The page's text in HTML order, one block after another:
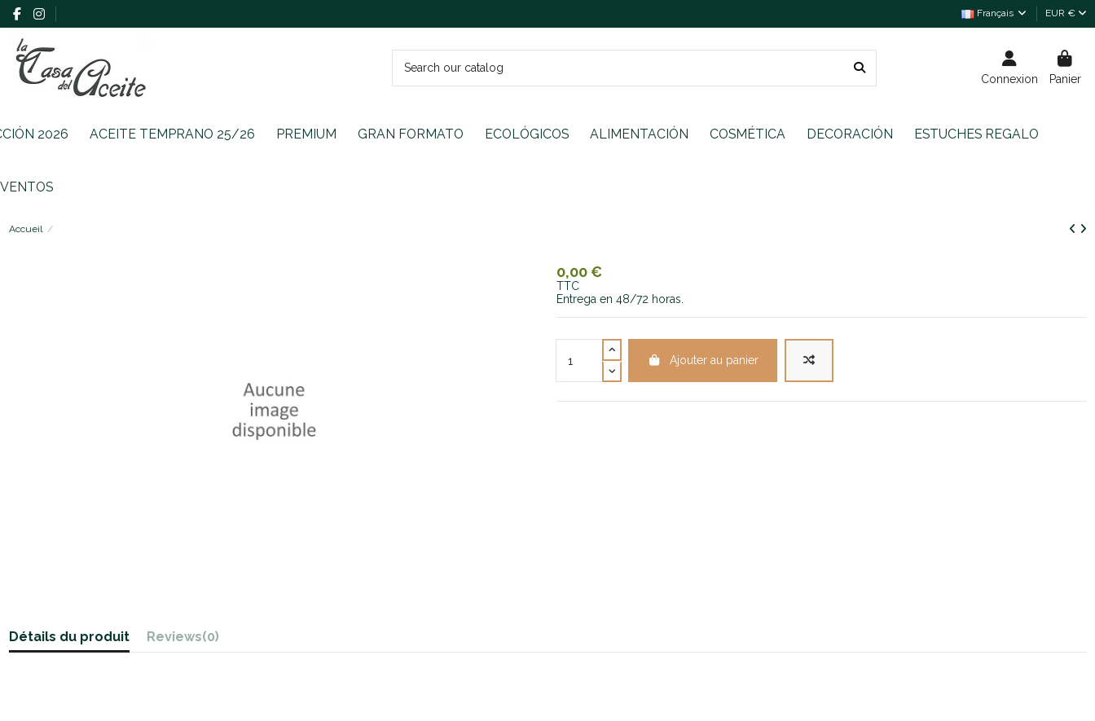
Français EUR €
Connexion Panier
2026 ACEITE TEMPRANO 25/26 PREMIUM GRAN FORMATO ECOLÓGICOS ALIMENTACIÓN COSMÉTICA DECORACIÓN ESTUCHES REGALO
Accueil
0,00 €
TTC
Entrega en 48/72 horas.
Ajouter au panier
Détails du produit Reviews(0)